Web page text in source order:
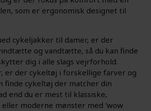
som er ergonomisk designet til
cykeljakker til damer, er der
og vandtætte, så du kan finde
dig i alle slags vejrforhold.
er der cykeltøj i forskellige farver og
finde cykeltøj der matcher din
end du er mest til klassiske,
eller moderne mønster med 'wow